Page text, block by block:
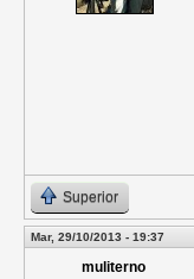
Superior
Mar, 29/10/2013 - 19:37
muliterno